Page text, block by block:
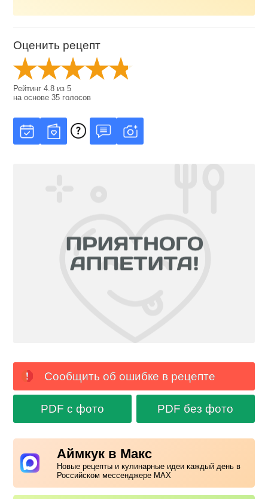
Оценить рецепт
Рейтинг4.8 из5
на основе35 голосов
Сообщить об ошибке в рецепте
PDF с фото PDF без фото
Аймкук в Макс
Новые рецепты и кулинарные идеи каждый день в
Российском мессенджере MAX